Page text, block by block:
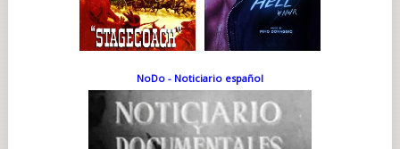
NoDo - Noticiario español